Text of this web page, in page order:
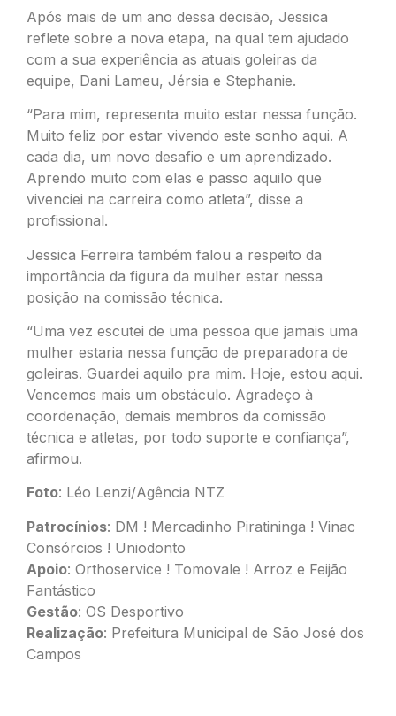
Após mais de um ano dessa decisão, Jessica
reflete sobre a nova etapa, na qual tem ajudado
com a sua experiência as atuais goleiras da
equipe, Dani Lameu, Jérsia e Stephanie.
“Para mim, representa muito estar nessa função.
Muito feliz por estar vivendo este sonho aqui. A
cada dia, um novo desafio e um aprendizado.
Aprendo muito com elas e passo aquilo que
vivenciei na carreira como atleta”, disse a
profissional.
Jessica Ferreira também falou a respeito da
importância da figura da mulher estar nessa
posição na comissão técnica.
“Uma vez escutei de uma pessoa que jamais uma
mulher estaria nessa função de preparadora de
goleiras. Guardei aquilo pra mim. Hoje, estou aqui.
Vencemos mais um obstáculo. Agradeço à
coordenação, demais membros da comissão
técnica e atletas, por todo suporte e confiança”,
afirmou.
Foto: Léo Lenzi/Agência NTZ
Patrocínios: DM ! Mercadinho Piratininga ! Vinac
Consórcios ! Uniodonto
Apoio: Orthoservice ! Tomovale ! Arroz e Feijão
Fantástico
Gestão: OS Desportivo
Realização: Prefeitura Municipal de São José dos
Campos